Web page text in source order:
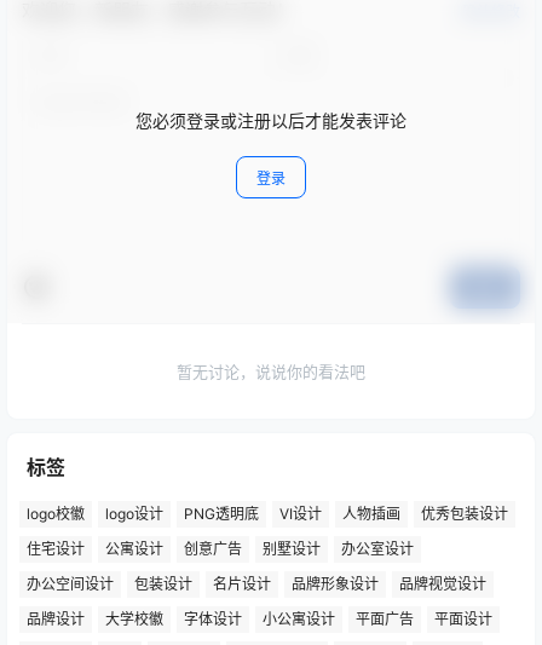
您必须登录或注册以后才能发表评论
登录
暂无讨论，说说你的看法吧
标签
logo校徽 logo设计 PNG透明底 VI设计 人物插画
优秀包装设计
住宅设计
公寓设计 创意广告 别墅设计
办公室设计
办公空间设计
包装设计 名片设计 品牌形象设计
品牌视觉设计
品牌设计
大学校徽 字体设计 小公寓设计 平面广告 平面设计